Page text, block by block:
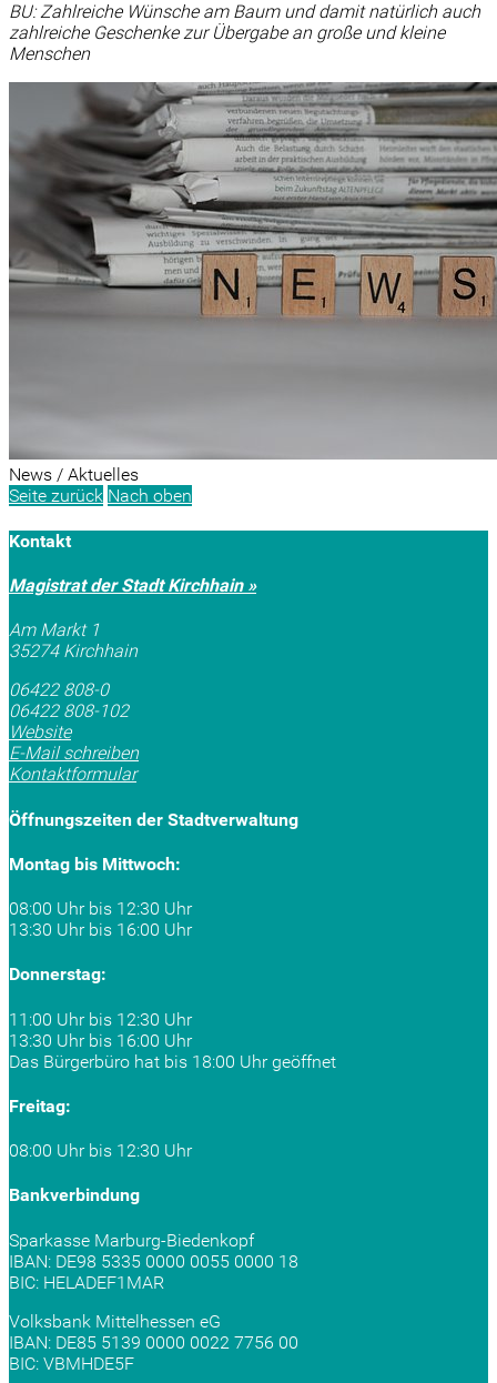
BU: Zahlreiche Wünsche am Baum und damit natürlich auch
zahlreiche Geschenke zur Übergabe an große und kleine
Menschen
News / Aktuelles
Seite zurück Nach oben
Kontakt
Magistrat der Stadt Kirchhain »
Am Markt 1
35274 Kirchhain
06422 808-0
06422 808-102
Website
E-Mail schreiben
Kontaktformular
Öffnungszeiten der Stadtverwaltung
Montag bis Mittwoch:
08:00 Uhr bis 12:30 Uhr
13:30 Uhr bis 16:00 Uhr
Donnerstag:
11:00 Uhr bis 12:30 Uhr
13:30 Uhr bis 16:00 Uhr
Das Bürgerbüro hat bis 18:00 Uhr geöffnet
Freitag:
08:00 Uhr bis 12:30 Uhr
Bankverbindung
Sparkasse Marburg-Biedenkopf
IBAN: DE98 5335 0000 0055 0000 18
BIC: HELADEF1MAR
Volksbank Mittelhessen eG
IBAN: DE85 5139 0000 0022 7756 00
BIC: VBMHDE5F